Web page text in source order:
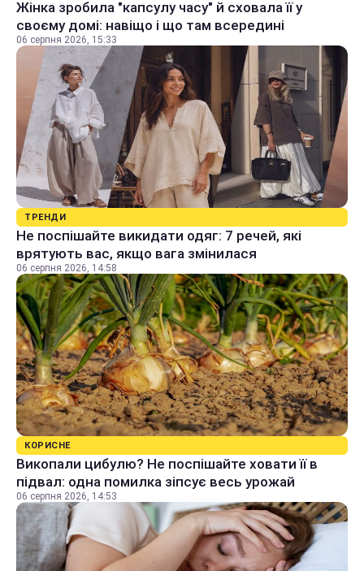
Жінка зробила "капсулу часу" й сховала її у
своєму домі: навіщо і що там всередині
06 серпня 2026, 15:33
ТРЕНДИ
Не поспішайте викидати одяг: 7 речей, які
врятують вас, якщо вага змінилася
06 серпня 2026, 14:58
КОРИСНЕ
Викопали цибулю? Не поспішайте ховати її в
підвал: одна помилка зіпсує весь урожай
06 серпня 2026, 14:53